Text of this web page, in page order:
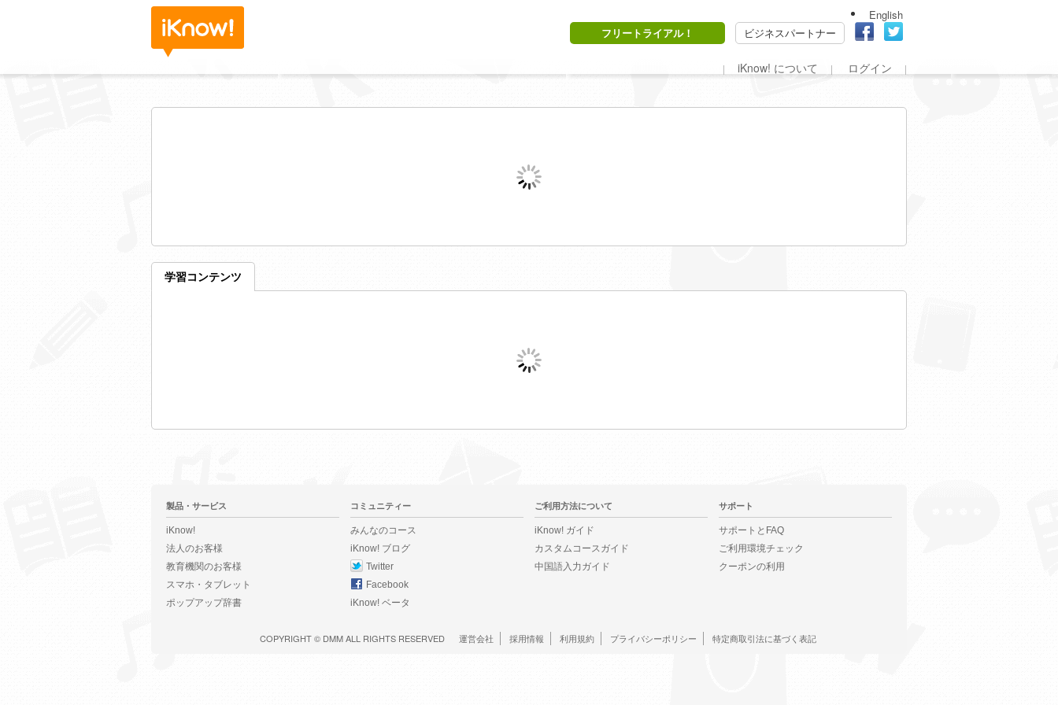
English
フリートライアル！
ビジネスパートナー
iKnow! について ログイン
学習コンテンツ
製品・サービス
iKnow!
法人のお客様
教育機関のお客様
スマホ・タブレット
ポップアップ辞書
コミュニティー
みんなのコース
iKnow! ブログ
Twitter
Facebook
iKnow! ベータ
ご利用方法について
iKnow! ガイド
カスタムコースガイド
中国語入力ガイド
サポート
サポートとFAQ
ご利用環境チェック
クーポンの利用
COPYRIGHT © DMMALL RIGHTS RESERVED 運営会社 採用情報 利用規約 プライバシーポリシー 特定商取引法に基づく表記